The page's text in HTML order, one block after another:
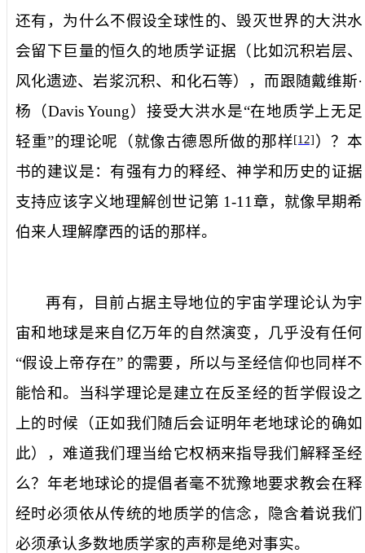
还有，为什么不假设全球性的、毁灭世界的大洪水
会留下巨量的恒久的地质学证据（比如沉积岩层、
风化遗迹、岩浆沉积、和化石等），而跟随戴维斯·
杨（Davis Young）接受大洪水是“在地质学上无足
轻重”的理论呢（就像古德恩所做的那样[12]）？本
书的建议是：有强有力的释经、神学和历史的证据
支持应该字义地理解创世记第 1-11 章，就像早期希
伯来人理解摩西的话的那样。
再有，目前占据主导地位的宇宙学理论认为宇
宙和地球是来自亿万年的自然演变，几乎没有任何
“假设上帝存在” 的需要，所以与圣经信仰也同样不
能恰和。当科学理论是建立在反圣经的哲学假设之
上的时候（正如我们随后会证明年老地球论的确如
此），难道我们理当给它权柄来指导我们解释圣经
么？年老地球论的提倡者毫不犹豫地要求教会在释
经时必须依从传统的地质学的信念，隐含着说我们
必须承认多数地质学家的声称是绝对事实。